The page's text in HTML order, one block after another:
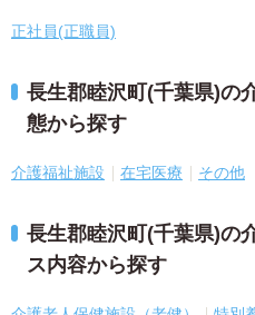
正社員(正職員)
長生郡睦沢町(千葉県)の
態から探す
介護福祉施設 在宅医療 その他
長生郡睦沢町(千葉県)の
ス内容から探す